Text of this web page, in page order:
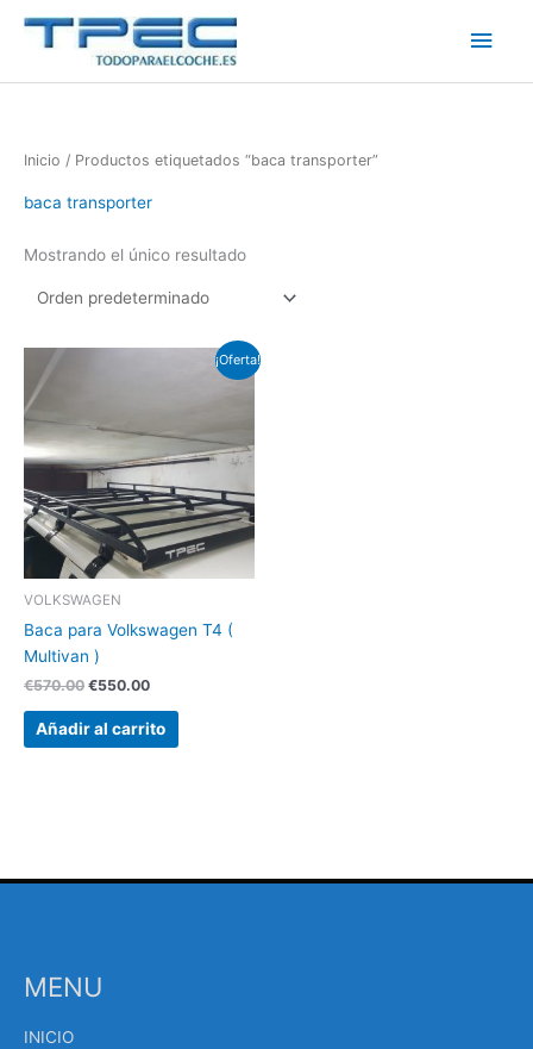
Inicio / Productos etiquetados “baca transporter”
baca transporter
Mostrando el único resultado
¡Oferta!
VOLKSWAGEN
Baca para Volkswagen T4 (
Multivan )
€570.00
€570.00.
€550.00
€550.00.
Añadir al carrito
MENU
INICIO